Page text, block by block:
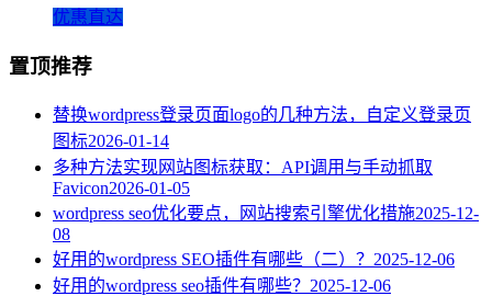
优惠直达
置顶推荐
替换wordpress登录页面logo的几种方法，自定义登录页
图标2026-01-14
多种方法实现网站图标获取：API调用与手动抓取
Favicon2026-01-05
wordpress seo优化要点，网站搜索引擎优化措施2025-12-
08
好用的wordpress SEO插件有哪些（二）？ 2025-12-06
好用的wordpress seo插件有哪些？ 2025-12-06